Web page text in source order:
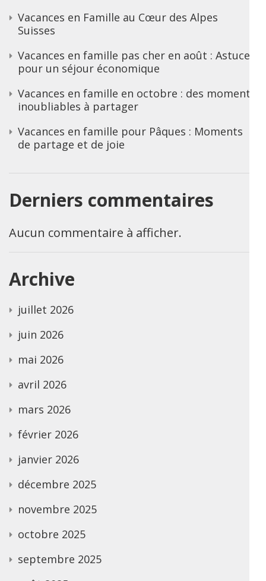
Vacances en Famille au Cœur des Alpes
Suisses
Vacances en famille pas cher en août : Astuces
pour un séjour économique
Vacances en famille en octobre : des moments
inoubliables à partager
Vacances en famille pour Pâques : Moments
de partage et de joie
Derniers commentaires
Aucun commentaire à afficher.
Archive
juillet 2026
juin 2026
mai 2026
avril 2026
mars 2026
février 2026
janvier 2026
décembre 2025
novembre 2025
octobre 2025
septembre 2025